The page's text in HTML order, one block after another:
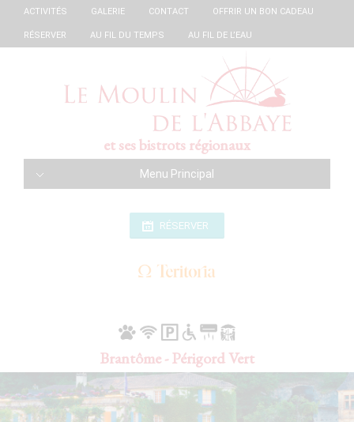
ACTIVITÉS GALERIE CONTACT OFFRIR UN BON CADEAU
RÉSERVER AU FIL DU TEMPS AU FIL DE L’EAU
et ses bistrots régionaux
Menu Principal
RÉSERVER
Brantôme - Périgord Vert